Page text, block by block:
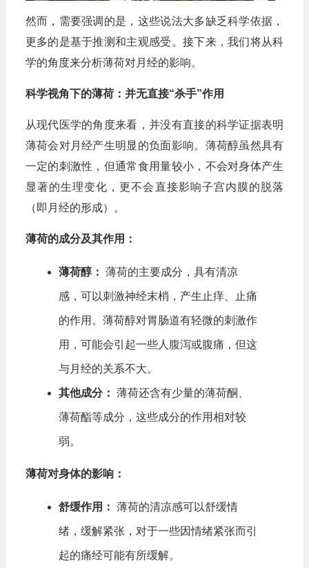
然而，需要强调的是，这些说法大多缺乏科学依据，
更多的是基于推测和主观感受。接下来，我们将从科
学的角度来分析薄荷对月经的影响。
科学视角下的薄荷：并无直接“杀手”作用
从现代医学的角度来看，并没有直接的科学证据表明
薄荷会对月经产生明显的负面影响。薄荷醇虽然具有
一定的刺激性，但通常食用量较小，不会对身体产生
显著的生理变化，更不会直接影响子宫内膜的脱落
（即月经的形成）。
薄荷的成分及其作用：
薄荷醇： 薄荷的主要成分，具有清凉
感，可以刺激神经末梢，产生止痒、止痛
的作用。薄荷醇对胃肠道有轻微的刺激作
用，可能会引起一些人腹泻或腹痛，但这
与月经的关系不大。
其他成分： 薄荷还含有少量的薄荷酮、
薄荷酯等成分，这些成分的作用相对较
弱。
薄荷对身体的影响：
舒缓作用： 薄荷的清凉感可以舒缓情
绪，缓解紧张，对于一些因情绪紧张而引
起的痛经可能有所缓解。